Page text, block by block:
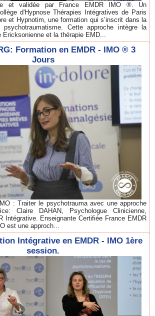
et validée par France EMDR IMO ®. Un
d'Hypnose Thérapies Intégratives de Paris
et Hypnotim, une formation qui s’inscrit dans la
Cette approche intègre la
Ericksonienne et la thérapie EMD...
Formation en EMDR - IMO ® 3
Jours
: Traiter le psychotrauma avec une approche
Claire DAHAN, Psychologue Clinicienne,
Intégrative. Enseignante Certifiée France EMDR
est une approch...
Intégrative en EMDR - IMO 1ère
session.